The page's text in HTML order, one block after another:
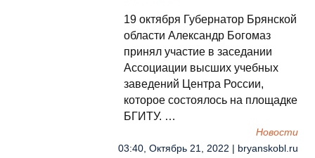
19 октября Губернатор Брянской
области Александр Богомаз
принял участие в заседании
Ассоциации высших учебных
заведений Центра России,
которое состоялось на площадке
БГИТУ. …
Новости
03:40, Октябрь 21, 2022 | bryanskobl.ru